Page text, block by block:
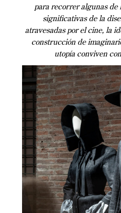
para recorrer algunas de
significativas de la
atravesadas por el cine, la
construcción de
utopía conviven